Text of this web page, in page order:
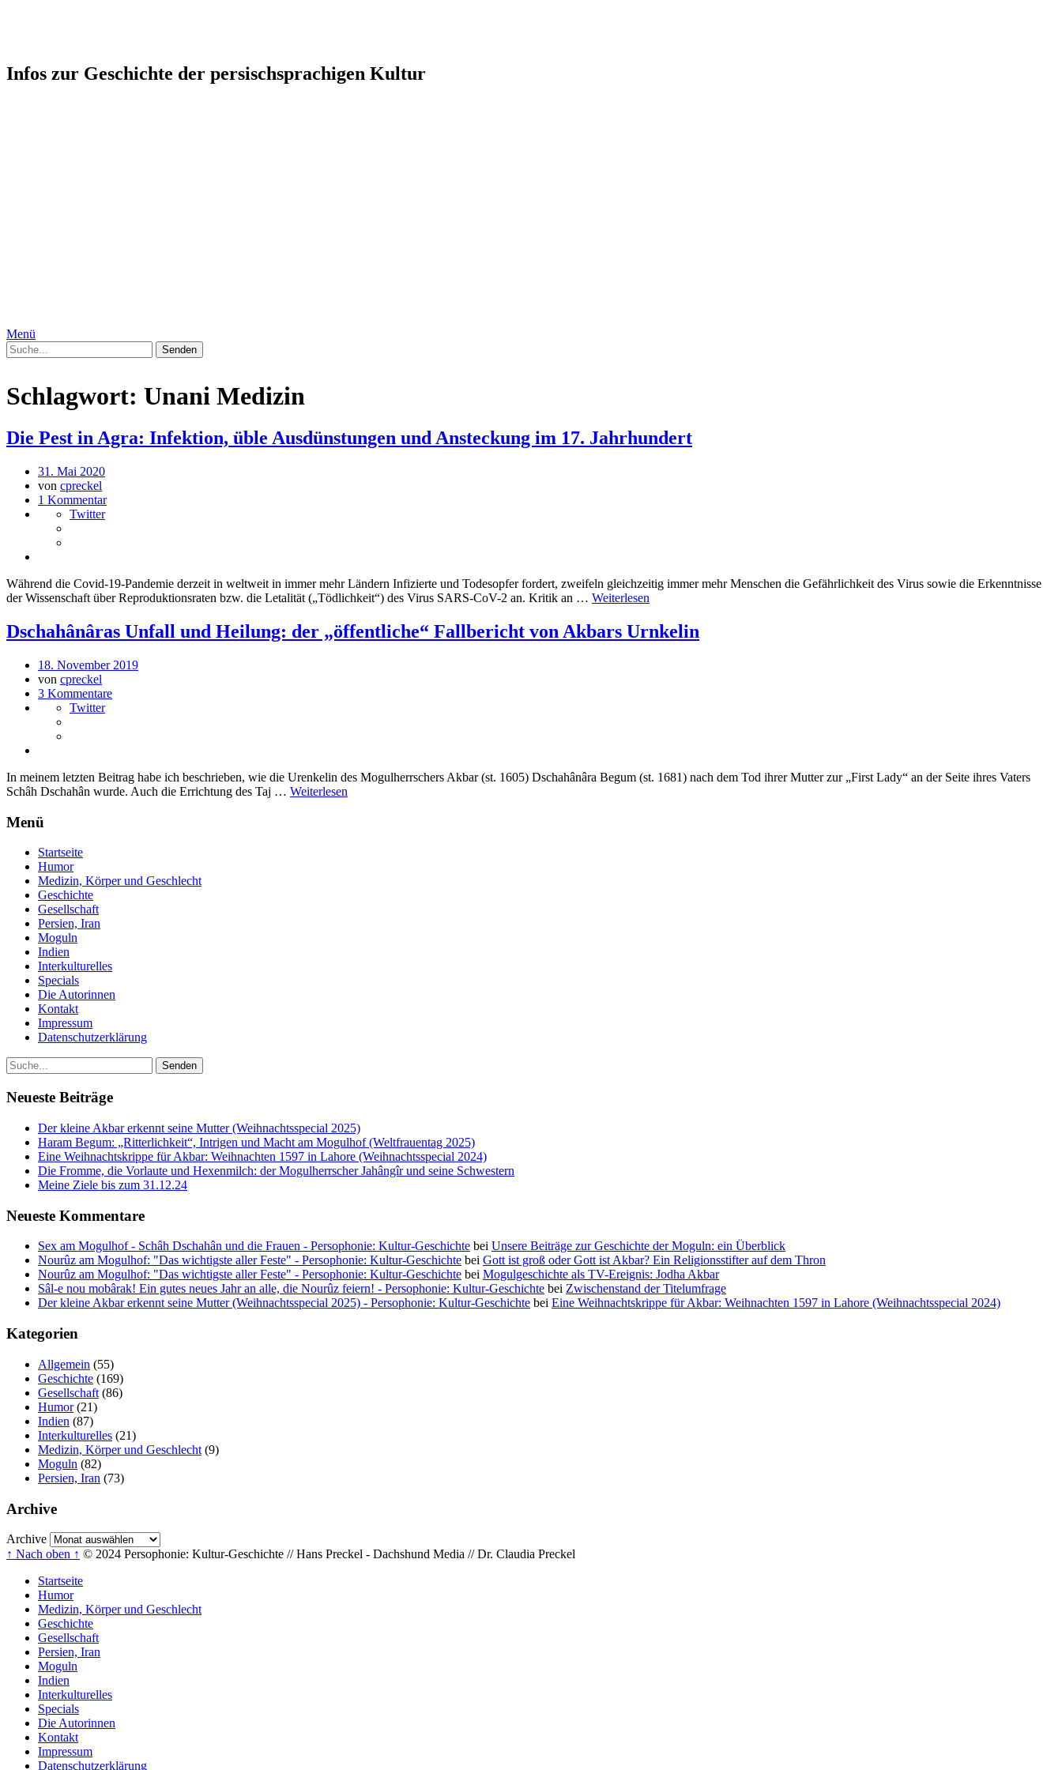
Infos zur Geschichte der persischsprachigen Kultur
Menü
Schlagwort: Unani Medizin
Die Pest in Agra: Infektion, üble Ausdünstungen und Ansteckung im 17. Jahrhundert
31. Mai 2020
von cpreckel
1 Kommentar
Twitter
Während die Covid-19-Pandemie derzeit in weltweit in immer mehr Ländern Infizierte und Todesopfer fordert, zweifeln gleichzeitig immer mehr Menschen die Gefährlichkeit des Virus sowie die Erkenntnisse
der Wissenschaft über Reproduktionsraten bzw. die Letalität („Tödlichkeit“) des Virus SARS-CoV-2 an. Kritik an … Weiterlesen
Dschahânâras Unfall und Heilung: der „öffentliche“ Fallbericht von Akbars Urnkelin
18. November 2019
von cpreckel
3 Kommentare
Twitter
In meinem letzten Beitrag habe ich beschrieben, wie die Urenkelin des Mogulherrschers Akbar (st. 1605) Dschahânâra Begum (st. 1681) nach dem Tod ihrer Mutter zur „First Lady“ an der Seite ihres Vaters
Schâh Dschahân wurde. Auch die Errichtung des Taj … Weiterlesen
Menü
Startseite
Humor
Medizin, Körper und Geschlecht
Geschichte
Gesellschaft
Persien, Iran
Moguln
Indien
Interkulturelles
Specials
Die Autorinnen
Kontakt
Impressum
Datenschutzerklärung
Neueste Beiträge
Der kleine Akbar erkennt seine Mutter (Weihnachtsspecial 2025)
Haram Begum: „Ritterlichkeit“, Intrigen und Macht am Mogulhof (Weltfrauentag 2025)
Eine Weihnachtskrippe für Akbar: Weihnachten 1597 in Lahore (Weihnachtsspecial 2024)
Die Fromme, die Vorlaute und Hexenmilch: der Mogulherrscher Jahângîr und seine Schwestern
Meine Ziele bis zum 31.12.24
Neueste Kommentare
Sex am Mogulhof - Schâh Dschahân und die Frauen - Persophonie: Kultur-Geschichte bei Unsere Beiträge zur Geschichte der Moguln: ein Überblick
Nourûz am Mogulhof: "Das wichtigste aller Feste" - Persophonie: Kultur-Geschichte bei Gott ist groß oder Gott ist Akbar? Ein Religionsstifter auf dem Thron
Nourûz am Mogulhof: "Das wichtigste aller Feste" - Persophonie: Kultur-Geschichte bei Mogulgeschichte als TV-Ereignis: Jodha Akbar
Sâl-e nou mobârak! Ein gutes neues Jahr an alle, die Nourûz feiern! - Persophonie: Kultur-Geschichte bei Zwischenstand der Titelumfrage
Der kleine Akbar erkennt seine Mutter (Weihnachtsspecial 2025) - Persophonie: Kultur-Geschichte bei Eine Weihnachtskrippe für Akbar: Weihnachten 1597 in Lahore (Weihnachtsspecial 2024)
Kategorien
Allgemein (55)
Geschichte (169)
Gesellschaft (86)
Humor(21)
Indien (87)
Interkulturelles (21)
Medizin, Körper und Geschlecht (9)
Moguln (82)
Persien, Iran (73)
Archive
Archive
↑ Nach oben ↑ © 2024 Persophonie: Kultur-Geschichte // Hans Preckel - Dachshund Media // Dr. Claudia Preckel
Startseite
Humor
Medizin, Körper und Geschlecht
Geschichte
Gesellschaft
Persien, Iran
Moguln
Indien
Interkulturelles
Specials
Die Autorinnen
Kontakt
Impressum
Datenschutzerklärung